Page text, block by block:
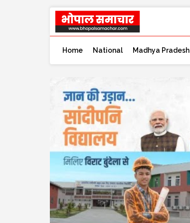
Home National Madhya Pradesh